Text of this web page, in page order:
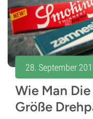
28. September
Wie Man
Größe